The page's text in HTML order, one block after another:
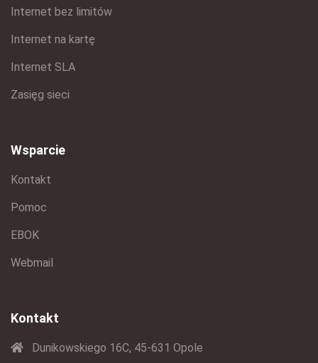
Internet bez limitów
Internet na kartę
Internet SLA
Zasięg sieci
Wsparcie
Kontakt
Pomoc
EBOK
Webmail
Kontakt
Dunikowskiego 16C, 45-631 Opole